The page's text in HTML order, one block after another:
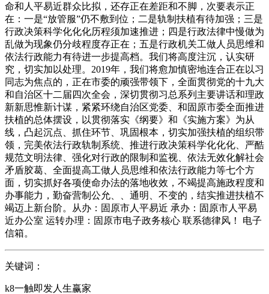
命和人平易近群众比拟，还存正在差距和不脚，次要表示正
在：一是“放管服”仍不敷到位；二是轨制扶植有待加强；三是
行政决策科学化化化历程须加速推进；四是行政法律中慢做为
乱做为现象仍分歧程度存正在；五是行政机关工做人员思维和
依法行政能力有待进一步提高档。我们将高度注沉，认实研
究，切实加以处理。2019年，我们将愈加慎密地连合正在以习
同志为焦点的，正在市委的顽强带领下，全面贯彻党的十九大
和自治区十二届四次全会，深切贯彻习总系列主要讲话和理政
新新思惟新计谋，紧紧环绕自治区党委、和固原市委全面推进
扶植的总体摆设，以贯彻落实《纲要》和《实施方案》为从
线，凸起沉点、抓住环节、巩固根本，切实加强扶植的组织带
领，完美依法行政轨制系统、推进行政决策科学化化化、严酷
规范文明法律、强化对行政的限制和监视、依法无效化解社会
矛盾胶葛、全面提高工做人员思维和依法行政能力等七个方
面，切实抓好各项使命办法的落地收效，不竭提高施政程度和
办事能力，勤奋营制公允、、通明、不变的，结实推进扶植不
竭迈上新台阶。从办：固原市人平易近 承办：固原市人平易
近办公室 运转办理：固原市电子政务核心 联系德律风！ 电子
信箱。
关键词：
k8一触即发人生赢家